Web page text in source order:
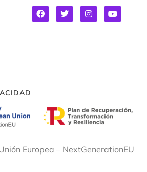
Europea – NextGenerationEU